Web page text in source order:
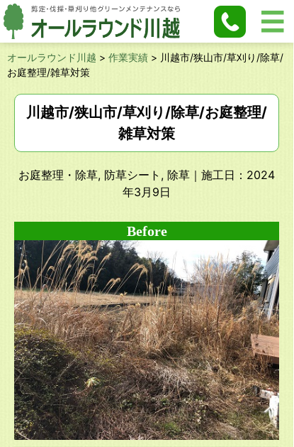
オールラウンド川越 > 作業実績 > 川越市/狭山市/草刈り/除草/
お庭整理/雑草対策
川越市/狭山市/草刈り/除草/お庭整理/
雑草対策
お庭整理・除草, 防草シート, 除草 ｜施工日：2024
年3月9日
Before